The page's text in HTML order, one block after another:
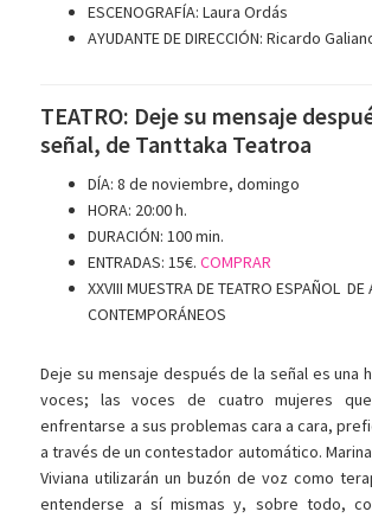
ESCENOGRAFÍA: Laura Ordás
AYUDANTE DE DIRECCIÓN: Ricardo
TEATRO: Deje su mensaje
señal, de Tanttaka Teatroa
DÍA: 8 de noviembre, domingo
HORA: 20:00 h.
DURACIÓN: 100 min.
ENTRADAS: 15€.COMPRAR
XXVIII MUESTRA DE TEATRO ESPAÑOL DE
CONTEMPORÁNEOS
Deje su mensaje después de la señal es una
voces; las voces de cuatro mujeres
enfrentarse a sus problemas cara a cara,
a través de un contestador automático.
Viviana utilizarán un buzón de voz como
entenderse a sí mismas y, sobre todo,